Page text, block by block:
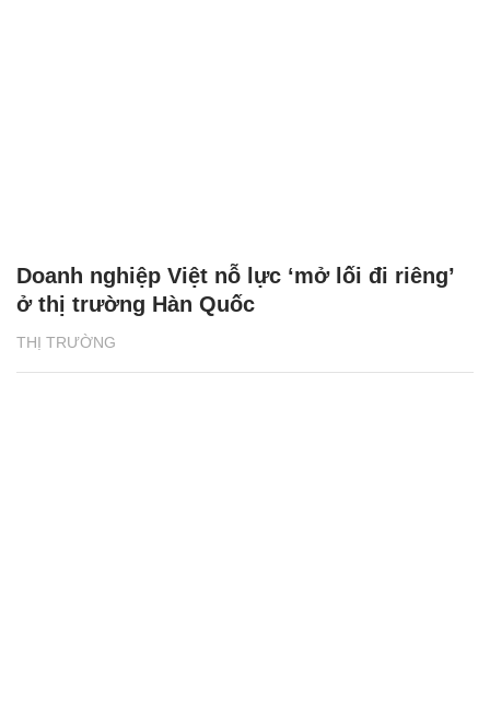
THỊ TRƯỜNG
Doanh nghiệp Việt nỗ lực ‘mở lối đi riêng’
ở thị trường Hàn Quốc